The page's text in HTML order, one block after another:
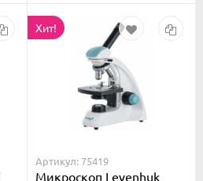
Хит!
Артикул: 75419
Микроскоп Levenhuk